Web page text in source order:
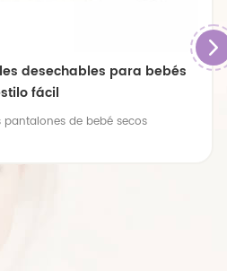
desechables para bebés
fácil
de bebé secos